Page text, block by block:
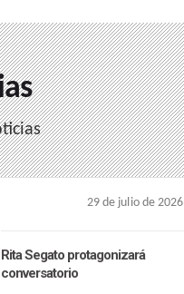
27 de julio de 2026
Día Internacional de las Mujeres
Afrolatinas, Afrocaribeñas y de